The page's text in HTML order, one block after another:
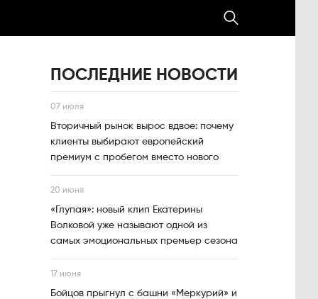
ПОСЛЕДНИЕ НОВОСТИ
07 июля
Вторичный рынок вырос вдвое: почему
клиенты выбирают европейский
премиум с пробегом вместо нового
20 июня
«Глупая»: новый клип Екатерины
Волковой уже называют одной из
самых эмоциональных премьер сезона
17 июня
Бойцов прыгнул с башни «Меркурий» и